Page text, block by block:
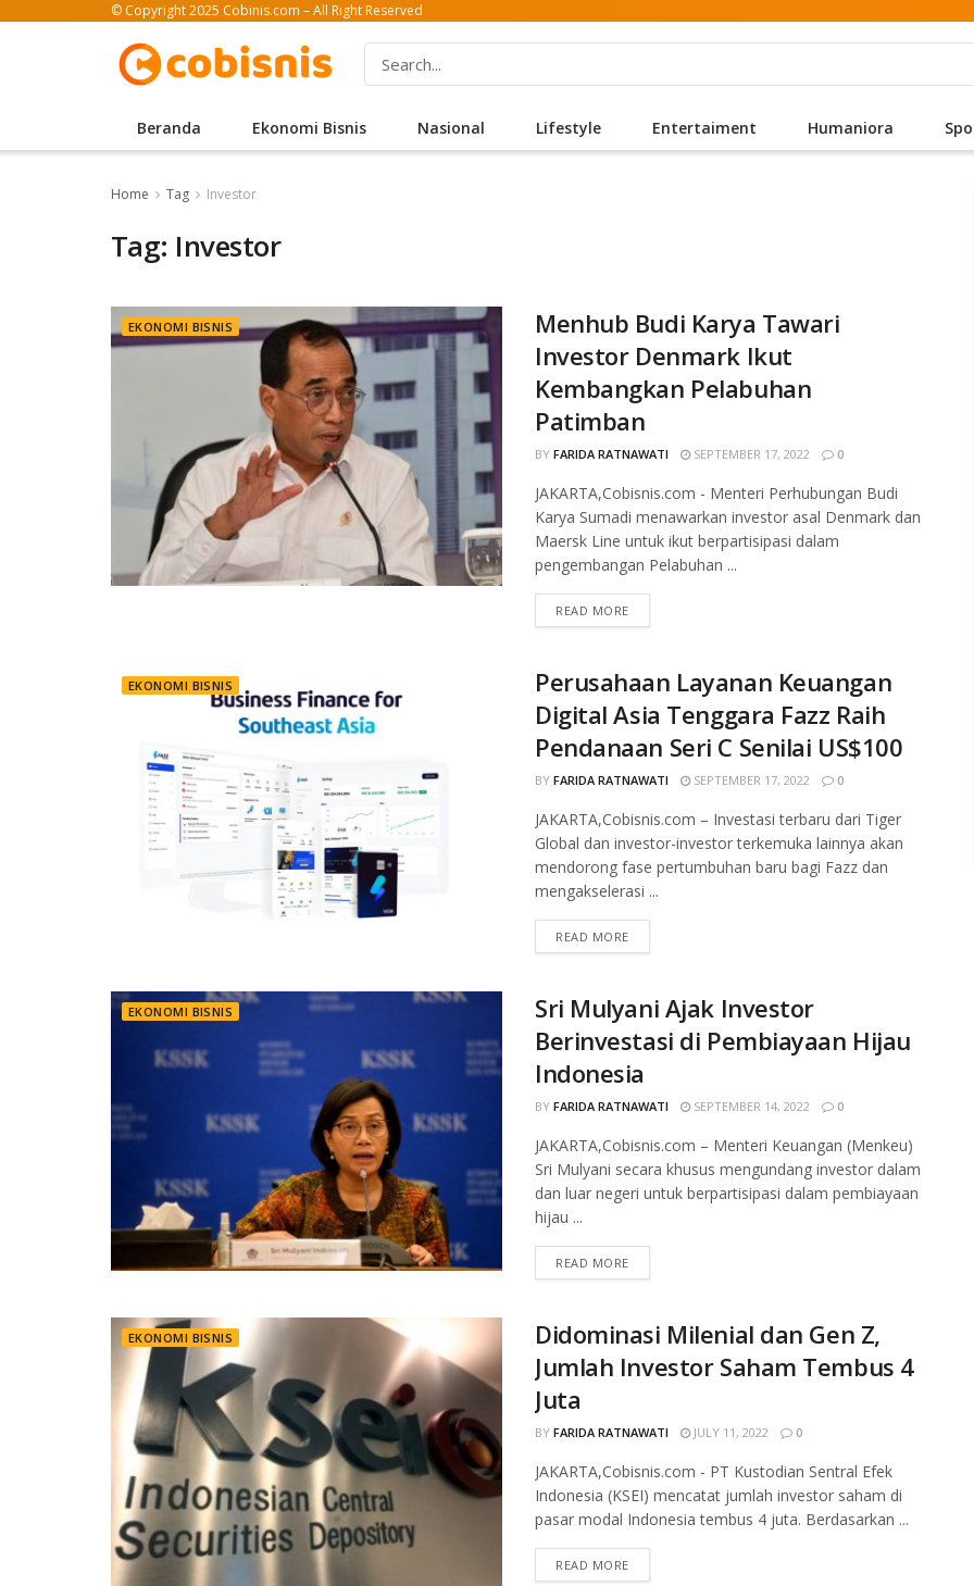
© Copyright 2025 Cobinis.com – All Right Reserved
Beranda Ekonomi Bisnis Nasional Lifestyle Entertaiment Humaniora
Home Tag Investor
Tag: Investor
EKONOMI BISNIS
Menhub Budi Karya Tawari
Investor Denmark Ikut
Kembangkan Pelabuhan
Patimban
BY FARIDA RATNAWATI SEPTEMBER 17, 2022 0
JAKARTA,Cobisnis.com - Menteri Perhubungan Budi
Karya Sumadi menawarkan investor asal Denmark dan
Maersk Line untuk ikut berpartisipasi dalam
pengembangan Pelabuhan ...
READ MORE
EKONOMI BISNIS
Perusahaan Layanan Keuangan
Digital Asia Tenggara Fazz Raih
Pendanaan Seri C Senilai US$100
BY FARIDA RATNAWATI SEPTEMBER 17, 2022 0
JAKARTA,Cobisnis.com – Investasi terbaru dari Tiger
Global dan investor-investor terkemuka lainnya akan
mendorong fase pertumbuhan baru bagi Fazz dan
mengakselerasi ...
READ MORE
EKONOMI BISNIS
Sri Mulyani Ajak Investor
Berinvestasi di Pembiayaan Hijau
Indonesia
BY FARIDA RATNAWATI SEPTEMBER 14, 2022 0
JAKARTA,Cobisnis.com – Menteri Keuangan (Menkeu)
Sri Mulyani secara khusus mengundang investor dalam
dan luar negeri untuk berpartisipasi dalam pembiayaan
hijau ...
READ MORE
EKONOMI BISNIS
Didominasi Milenial dan Gen Z,
Jumlah Investor Saham Tembus 4
Juta
BY FARIDA RATNAWATI JULY 11, 2022 0
JAKARTA,Cobisnis.com - PT Kustodian Sentral Efek
Indonesia (KSEI) mencatat jumlah investor saham di
pasar modal Indonesia tembus 4 juta. Berdasarkan ...
READ MORE